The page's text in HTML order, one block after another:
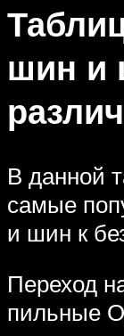
шин и
В данной
самые
и шин к
Переход
пильные